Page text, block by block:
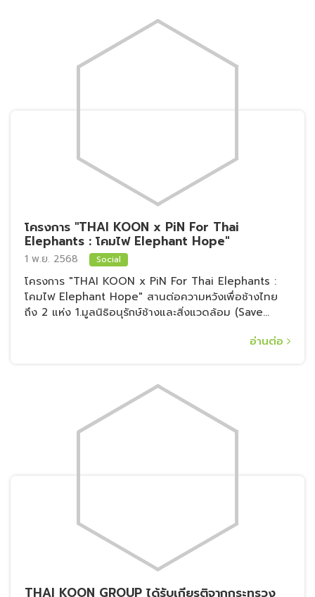
THAI KOON GROUP ได้รับเกียรติจากกระทรวง
ทรัพยากรธรรมชาติและสิ่งแวดล้อม “มอบหนังสือ
ชมเชย” สาขาการฟื้นฟูและพัฒนาทรัพยากรป่าไม้
ประจำปี พ.ศ. ๒๕๖๘
18 ก.ย. 2568 Environmental
เมื่อวันพฤหัสบดีที่ 18 กันยายน 2568 ที่ผ่านมา คณะผู้
บริหารและเจ้าหน้าที่ THAI KOON GROUP สร้าง
ประวัติศาสตร์หน้าใหม่รายแรกในวงการอุตสาหกรรมเหล็ก
ไทย
ฉากเจาะรู ร่วมกับ พันเอกแพทย์หญิงสุมล นาคเฉลิม